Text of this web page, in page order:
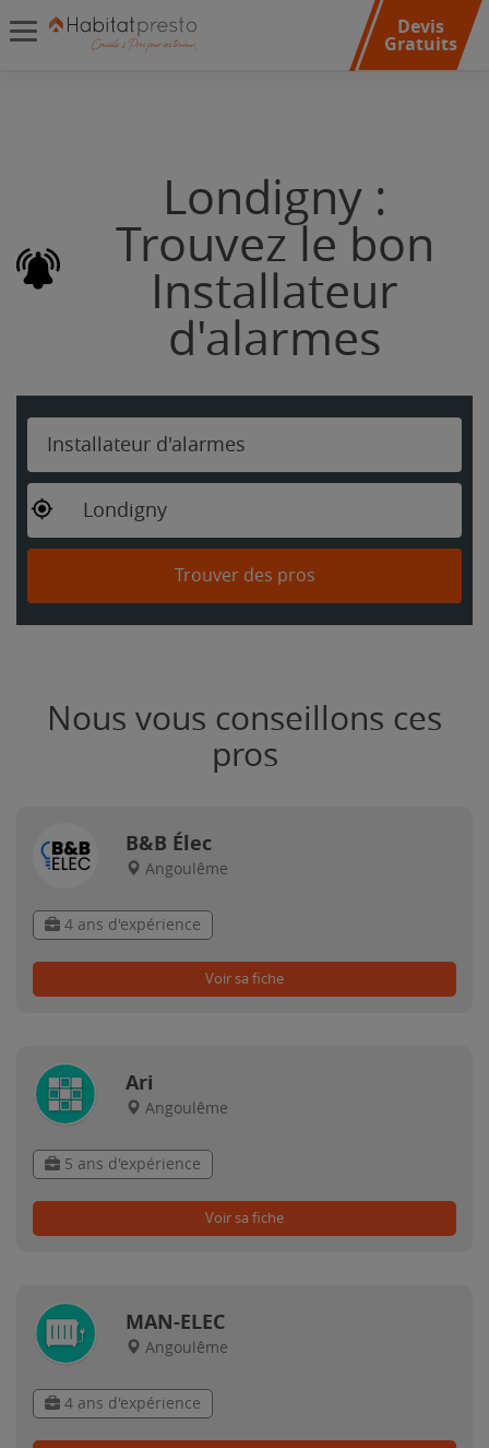
Devis
Gratuits
Londigny :
Trouvez le bon
Installateur
d'alarmes
Installateur d'alarmes
Londigny
Trouver des pros
Nous vous conseillons ces
pros
B&B Élec
Angoulême
4 ans d'expérience
Voir sa fiche
Ari
Angoulême
5 ans d'expérience
Voir sa fiche
MAN-ELEC
Angoulême
4 ans d'expérience